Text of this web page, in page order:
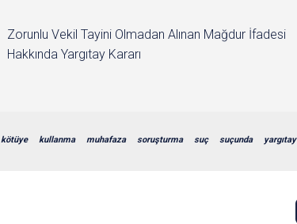
Zorunlu Vekil Tayini Olmadan Alınan Mağdur İfadesi
Hakkında Yargıtay Kararı
kötüye kullanma muhafaza soruşturma suç suçunda yargıtay